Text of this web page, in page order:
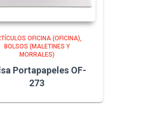
OFICINA (OFICINA)
BOLSOS (MALETINES Y
MORRALES)
Portapapeles OF-
273